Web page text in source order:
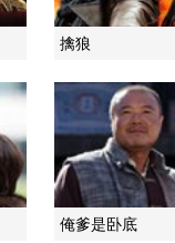
擒狼
俺爹是卧底